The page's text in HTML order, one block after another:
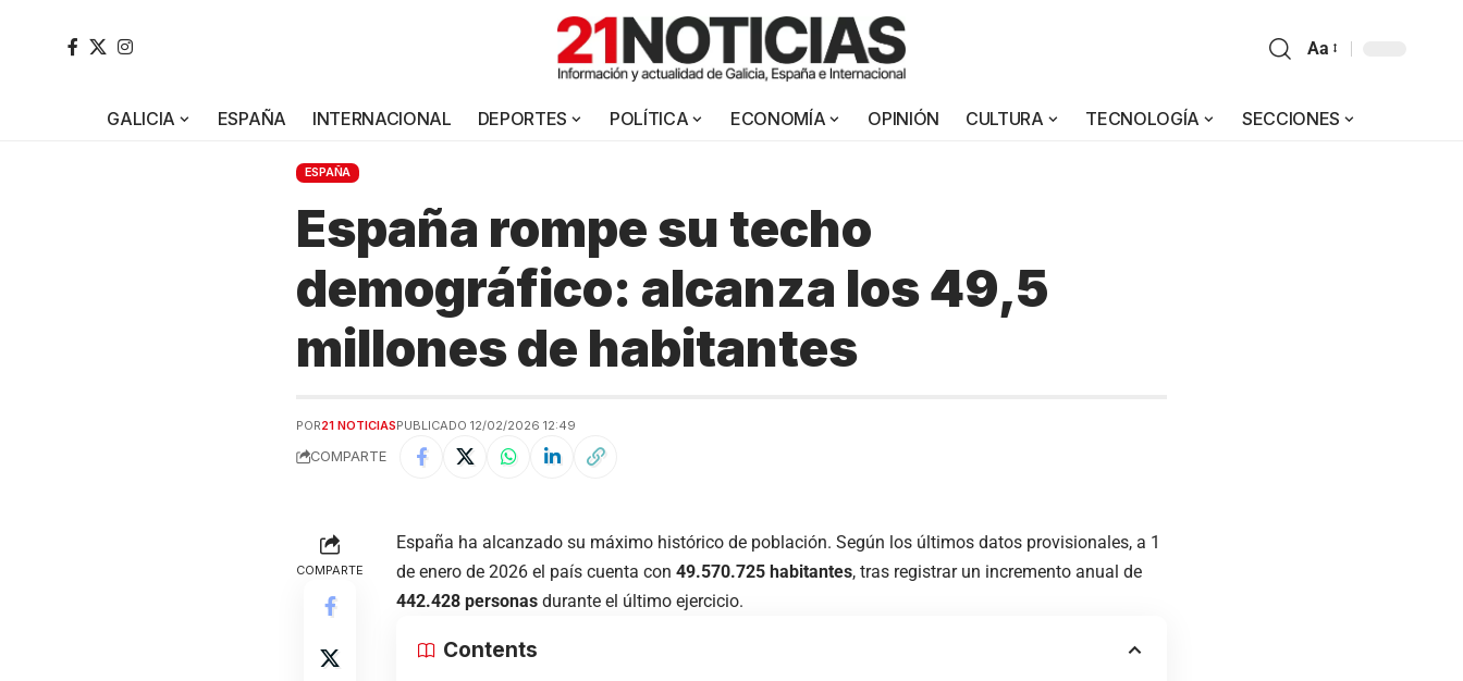
Aa
GALICIA ESPAÑA INTERNACIONAL DEPORTES POLÍTICA ECONOMÍA OPINIÓN CULTURA TECNOLOGÍA SECCIONES
ESPAÑA
España rompe su techo
demográfico: alcanza los 49,5
millones de habitantes
POR21 NOTICIASPUBLICADO 12/02/2026 12:49
COMPARTE
COMPARTE
España ha alcanzado su máximo histórico de población. Según los últimos datos provisionales, a 1
de enero de 2026 el país cuenta con 49.570.725 habitantes, tras registrar un incremento anual de
442.428 personas durante el último ejercicio.
Contents